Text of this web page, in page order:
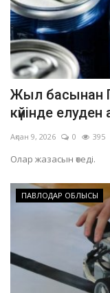
Жыл басынан
күйінде
Ақпан 9, 2026 0 395
Олар жазасын өтеді.
ПАВЛОДАР ОБЛЫСЫ